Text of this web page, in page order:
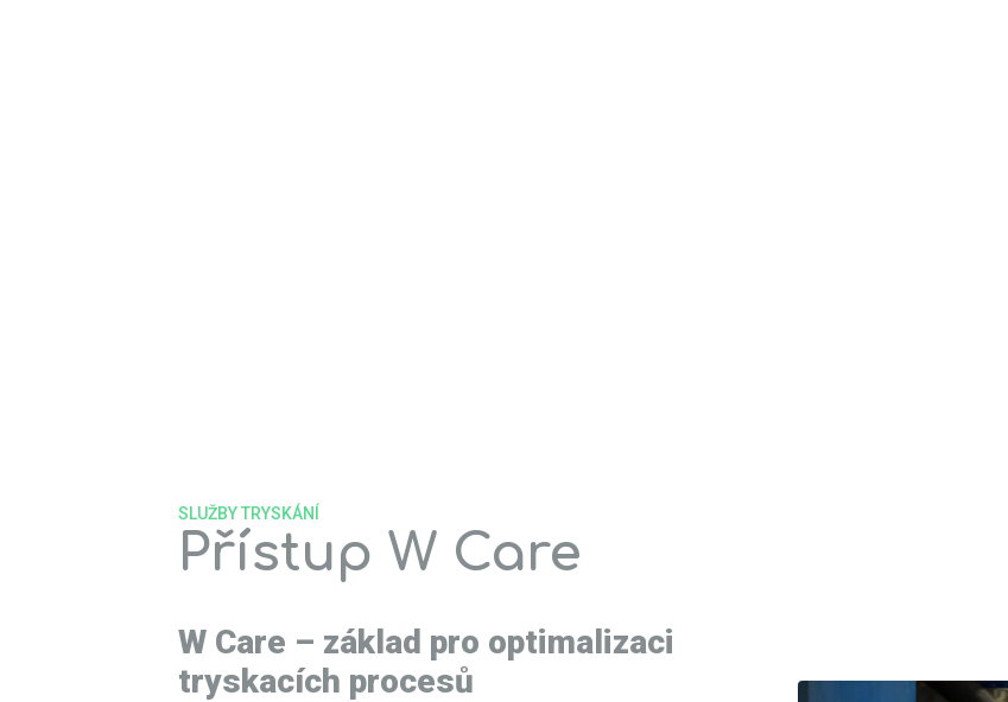
Přístup W Care
SLUŽBY TRYSKÁNÍ
W Care – základ pro optimalizaci
tryskacích procesů